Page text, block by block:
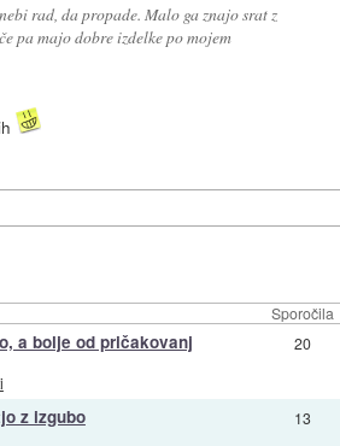
rad, da propade. Malo ga znajo srat z
pa majo dobre izdelke po mojem
Sporočila
a bolje od pričakovanj 20
z izgubo 13